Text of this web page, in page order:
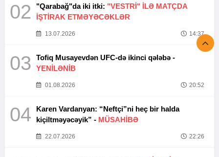
02 "Qarabağ"da iki itki: "VESTRİ" İLƏ MATÇDA
İŞTİRAK ETMƏYƏCƏKLƏR
13.07.2026 14:37
03
Tofiq Musayevdən UFC-də ikinci qələbə -
YENİLƏNİB
01.08.2026 20:52
04
Karen Vardanyan: “Neftçi”ni heç bir halda
kiçiltməyəcəyik” - MÜSAHİBƏ
22.07.2026 22:26